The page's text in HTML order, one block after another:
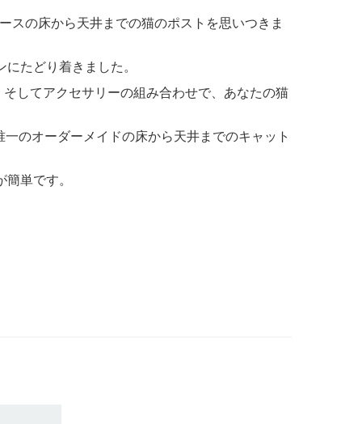
スの床から天井までの猫のポストを思いつきま
たどり着きました。
してアクセサリーの組み合わせで、あなたの猫
のオーダーメイドの床から天井までのキャット
単です。